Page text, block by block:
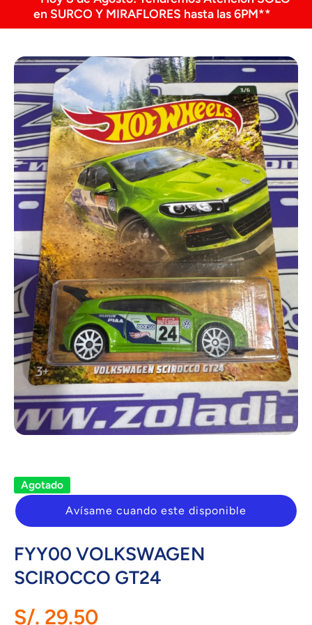
en SURCO Y MIRAFLORES hasta las 6PM**
Ir directamente a la información del producto
Agotado
Avísame cuando este disponible
FYY00 VOLKSWAGEN
SCIROCCO GT24
S/. 29.50